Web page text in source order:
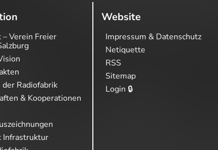
– Verein Freier
der Radiofabrik
& Kooperationen
Infrastruktur
Website
Impressum & Datenschutz
Netiquette
RSS
Sitemap
Login 🔒